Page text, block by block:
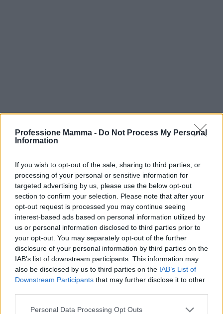
Professione Mamma - Do Not Process My Personal
Information
If you wish to opt-out of the sale, sharing to third parties, or
processing of your personal or sensitive information for
targeted advertising by us, please use the below opt-out
section to confirm your selection. Please note that after your
opt-out request is processed you may continue seeing
interest-based ads based on personal information utilized by
us or personal information disclosed to third parties prior to
your opt-out. You may separately opt-out of the further
disclosure of your personal information by third parties on the
IAB’s list of downstream participants. This information may
also be disclosed by us to third parties on the IAB’s List of
Downstream Participants that may further disclose it to other
Please note that this website/app uses one or more Google
Personal Data Processing Opt Outs
Continua a leggere
SALUTE E BENESSERE